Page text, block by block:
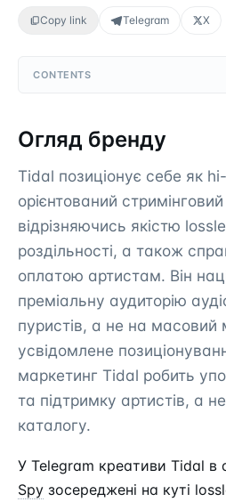
Copy link Telegram X
CONTENTS
Огляд бренду
Tidal позиціонує себе як
орієнтований стримінговий
відрізняючись якістю
роздільності, а також
оплатою артистам. Він
преміальну аудиторію
пуристів, а не на
усвідомлене
маркетинг Tidal робить
та підтримку артистів, а
каталогу.
У Telegram креативи Tidal в
Spy зосереджені на куті